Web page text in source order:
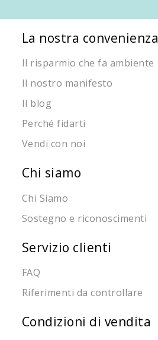
La nostra convenienza
Il risparmio che fa ambiente
Il nostro manifesto
Il blog
Perché fidarti
Vendi con noi
Chi siamo
Chi Siamo
Sostegno e riconoscimenti
Servizio clienti
FAQ
Riferimenti da controllare
Condizioni di vendita